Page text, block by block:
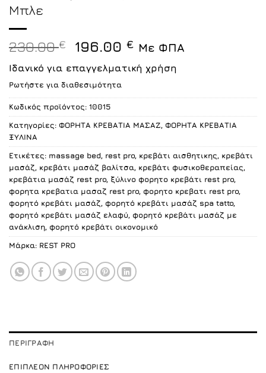
Μπλε
230.00€
Original
price
was:
230.00 €.
196.00€Η
τρέχουσα
τιμή
196.00 €.
Με ΦΠΑ
Ιδανικό για επαγγελματική χρήση
Ρωτήστε για διαθεσιμότητα
Κωδικός προϊόντος: 10015
Κατηγορίες: ΦΟΡΗΤΑ ΚΡΕΒΑΤΙΑ ΜΑΣΑΖ, ΦΟΡΗΤΑ ΚΡΕΒΑΤΙΑ
ΞΥΛΙΝΑ
Ετικέτες: massage bed, rest pro, κρεβάτι αισθητικης, κρεβάτι
μασάζ, κρεβάτι μασάζ βαλίτσα, κρεβάτι φυσικοθεραπείας,
κρεβάτια μασάζ rest pro, ξύλινο φορητο κρεβάτι rest pro,
φορητα κρεβατια μασαζ rest pro, φορητο κρεβατι rest pro,
φορητό κρεβάτι μασάζ, φορητό κρεβάτι μασάζ spa tatto,
φορητό κρεβάτι μασάζ ελαφύ, φορητό κρεβάτι μασάζ με
ανάκλιση, φορητό κρεβάτι οικονομικό
Μάρκα: REST PRO
ΠΕΡΙΓΡΑΦΉ
ΕΠΙΠΛΈΟΝ ΠΛΗΡΟΦΟΡΊΕΣ